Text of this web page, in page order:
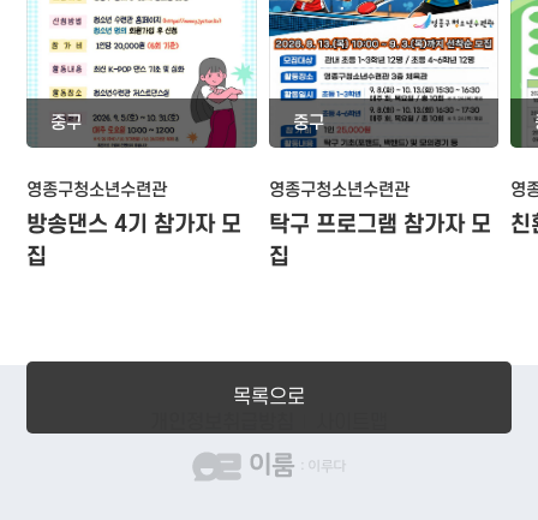
목록으로
중구
영종구청소년수련관
방송댄스 4기 참가자 모
집
중구
영종구청소년수련관
탁구 프로그램 참가자 모
집
영
친